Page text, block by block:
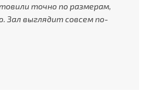
точно по размерам,
Зал выглядит совсем по-